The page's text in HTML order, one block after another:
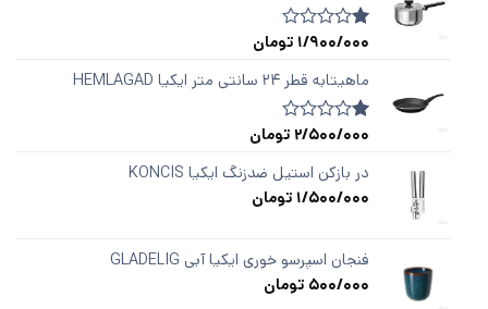
امتیازدهی
از
در
1
امتیازدهی
1/900/000 تومان
ماهیتابه قطر ۲۴ سانتی متر ایکیا HEMLAGAD
امتیازدهی
از
در
1
2/500/000 تومان
در بازکن استیل ضدزنگ ایکیا KONCIS
1/500/000 تومان
فنجان اسپرسو خوری ایکیا آبی GLADELIG
500/000 تومان